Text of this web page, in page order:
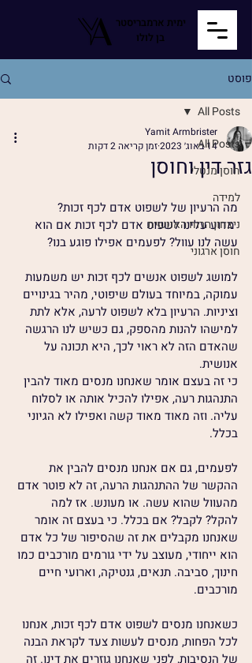
ימית ארמבריסטר
בן לולו
פוסט
All Posts
חוסן מנטלי
למידה
ניצחון הרוח האנושית
חוסן ארגוני
All Posts
גזר דין וחוסן
Yamit Armbrister
14 באוג׳ 2023
זמן קריאה 2 דקות
מה הרעיון של לשפוט אדם לכף זכות?
מדוע עלינו לשפוט אדם לכף זכות אם הוא
עשה לנו עוול? לפעמים אפילו פוגע בנו?
למושג לשפוט אנשים לכף זכות יש משמעות
עמוקה, במיוחד בעולם שיפוטי, מהיר בגינויים
וציניות. הרעיון בלא לשפוט לרעה, אלא לתת
למישהו להנות מהספק, גם כשיש לנו הרגשה
שהאדם הזה לא ראוי לכך, היא תכונה על
אנושית.
כי זה בעצם אומר שאנחנו מנסים מאוד להבין
התנהגות רעה, אפילו להכיל אותה או לסלוח
עליה. וזה מאוד מאוד קשה ואפילו לא הגיוני
בכלל.
לפעמים, גם אם אנחנו מנסים להבין את
ההקשר של ההתנהגות הרעה, זה לא פוטר אדם
מהעוול שהוא עשה. או מעונש. אז למה
להקל? לקבל? אם בכלל. כי בעצם זה אומר
שאנחנו מקבלים את זה שהסיפור של כל אדם
הוא ייחודי, מעוצב על ידי גורמים מורכבים כמו
חינוך, סביבה. תנאים, גנטיקה, וארועי חיים
מורכבים.
כשאנחנו מנסים לשפוט אדם לכף זכות, אנחנו
לכל הפחות, מנסים לעשות צעד לקראת הבנה
של הנסיבות, לפני שאנחנו גוזרים את דינו. זה